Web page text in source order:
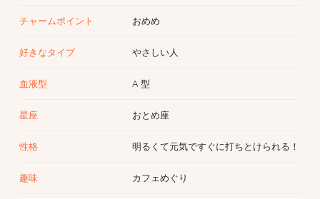
チャームポイント おめめ
好きなタイプ やさしい人
血液型 A 型
星座 おとめ座
性格 明るくて元気ですぐに打ちとけられる！
趣味 カフェめぐり